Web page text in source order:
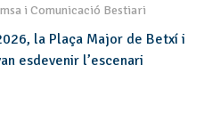
i Comunicació Bestiari
la Plaça Major de Betxí i
esdevenir l’escenari